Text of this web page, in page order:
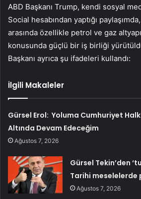
ABD Başkanı Trump, kendi sosyal
Social hesabından yaptığı
arasında özellikle petrol ve gaz
konusunda güçlü bir iş birliği
Başkanı ayrıca şu ifadeleri kullandı:
İlgili Makaleler
Gürsel Erol: Yoluma Cumhuriyet Halk
Altında Devam Edeceğim
Ağustos 7, 2026
Gürsel Tekin’den
Tarihi meselelerde
Ağustos 7, 2026